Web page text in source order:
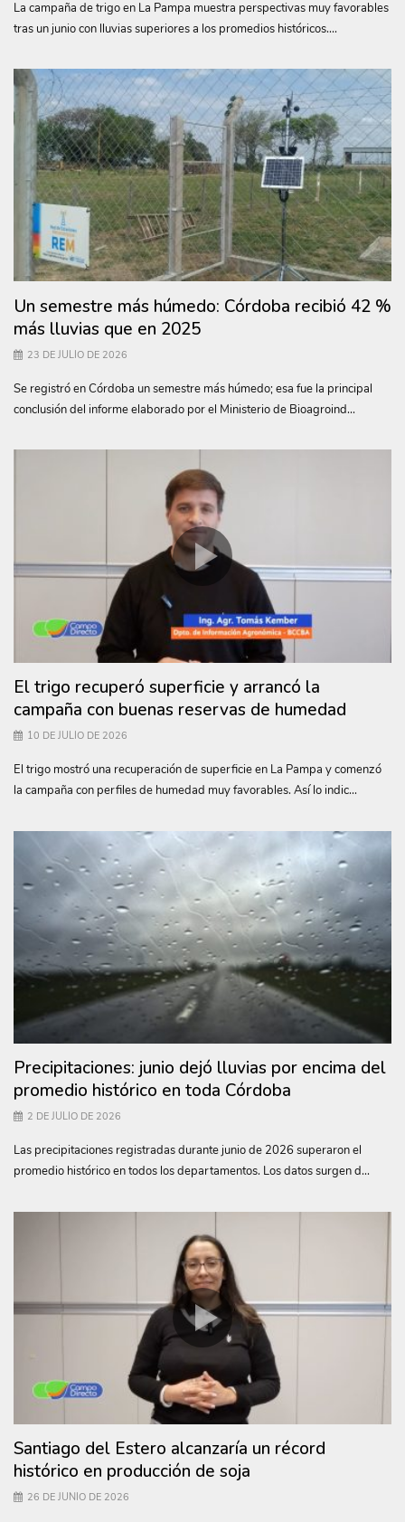
La campaña de trigo en La Pampa muestra perspectivas muy favorables
tras un junio con lluvias superiores a los promedios históricos....
Un semestre más húmedo: Córdoba recibió 42 %
más lluvias que en 2025
23 DE JULIO DE 2026
Se registró en Córdoba un semestre más húmedo; esa fue la principal
conclusión del informe elaborado por el Ministerio de Bioagroind...
El trigo recuperó superficie y arrancó la
campaña con buenas reservas de humedad
10 DE JULIO DE 2026
El trigo mostró una recuperación de superficie en La Pampa y comenzó
la campaña con perfiles de humedad muy favorables. Así lo indic...
Precipitaciones: junio dejó lluvias por encima del
promedio histórico en toda Córdoba
2 DE JULIO DE 2026
Las precipitaciones registradas durante junio de 2026 superaron el
promedio histórico en todos los departamentos. Los datos surgen d...
Santiago del Estero alcanzaría un récord
histórico en producción de soja
26 DE JUNIO DE 2026